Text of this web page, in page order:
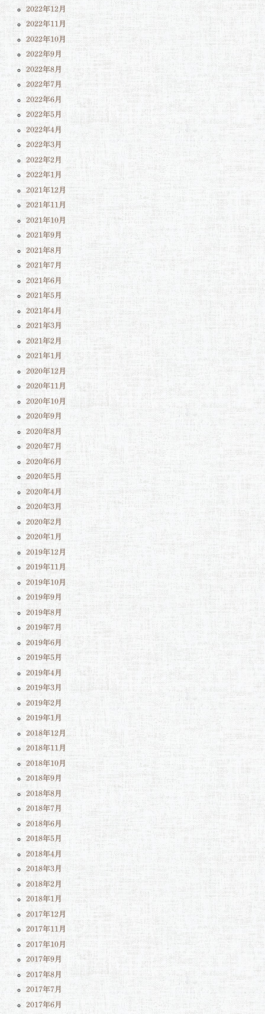
2022年12月
2022年11月
2022年10月
2022年9月
2022年8月
2022年7月
2022年6月
2022年5月
2022年4月
2022年3月
2022年2月
2022年1月
2021年12月
2021年11月
2021年10月
2021年9月
2021年8月
2021年7月
2021年6月
2021年5月
2021年4月
2021年3月
2021年2月
2021年1月
2020年12月
2020年11月
2020年10月
2020年9月
2020年8月
2020年7月
2020年6月
2020年5月
2020年4月
2020年3月
2020年2月
2020年1月
2019年12月
2019年11月
2019年10月
2019年9月
2019年8月
2019年7月
2019年6月
2019年5月
2019年4月
2019年3月
2019年2月
2019年1月
2018年12月
2018年11月
2018年10月
2018年9月
2018年8月
2018年7月
2018年6月
2018年5月
2018年4月
2018年3月
2018年2月
2018年1月
2017年12月
2017年11月
2017年10月
2017年9月
2017年8月
2017年7月
2017年6月